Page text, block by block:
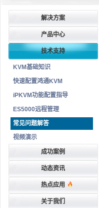
解决方案
产品中心
技术支持
KVM基础知识
快速配置鸿通KVM
iPKVM功能配置指导
ES5000远程管理
常见问题解答
视频演示
成功案例
动态资讯
热点应用
关于我们